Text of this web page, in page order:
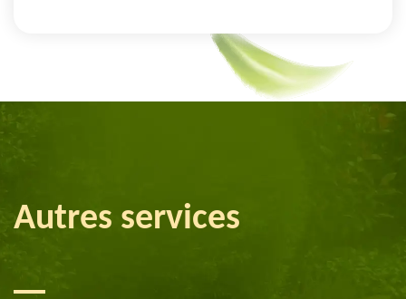
Autres services